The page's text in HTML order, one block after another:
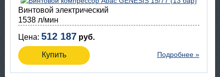
Винтовой электрический
1538 л/мин
Цена: 512 187 руб.
Купить Подробнее »